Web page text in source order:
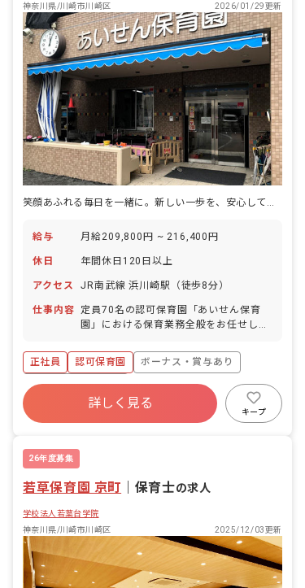
神奈川県/川崎市川崎区
2026/01/29更新
給与 月給209,800円 ~ 216,400円
休日 年間休日120日以上
アクセス JR南武線 浜川崎駅（徒歩8分）
仕事内容
定員70名の認可保育園「あいせん保育
園」における保育業務全般をお任せしま
業務（工作、散歩、音楽、お絵かきな
ど） ・教材の検討・準備 ・行事の計
画・立案 ・連絡ノートの作成（主に手書
き） ・施設内の安全点検 複数担当制を
導入しており、安心して業務に取り組め
る環境です。 未経験の方やブランクのあ
す。 ■園庭有無：あり
正社員 認可保育園
ボーナス・賞与あり
年間休日120日以上
寮・住宅・家賃補助あり
社会保険完備
昇給昇進あり
詳しく見る
キープ
26年度募集
若草保育園 京町 保育士の求人
学校法人若葉台学院
神奈川県/川崎市川崎区
2025/12/03更新